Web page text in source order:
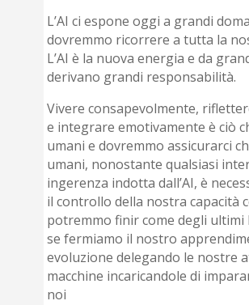
L’AI ci espone oggi a grandi
dovremmo ricorrere a tutta la
L’AI è la nuova energia e da
derivano grandi responsabilità.
Vivere consapevolmente,
e integrare emotivamente è ciò
umani e dovremmo assicurarci
umani, nonostante qualsiasi
ingerenza indotta dall’AI, è
il controllo della nostra capacità
potremmo finir come degli ultimi
se fermiamo il nostro
evoluzione delegando le nostre
macchine incaricandole di
noi